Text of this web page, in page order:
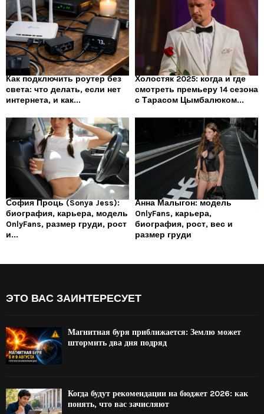
Как подключить роутер без
света: что делать, если нет
интернета, и как...
Холостяк 2025: когда и где
смотреть премьеру 14 сезона
с Тарасом Цымбалюком...
София Проць (Sonya Jess):
биография, карьера, модель
OnlyFans, размер груди, рост
и...
Анна Малыгон: модель
OnlyFans, карьера,
биография, рост, вес и
размер груди
ЭТО ВАС ЗАИНТЕРЕСУЕТ
Магнитная буря приближается: Землю может
штормить два дня подряд
Когда будут рекомендации на бюджет 2026: как
понять, что вас зачисляют